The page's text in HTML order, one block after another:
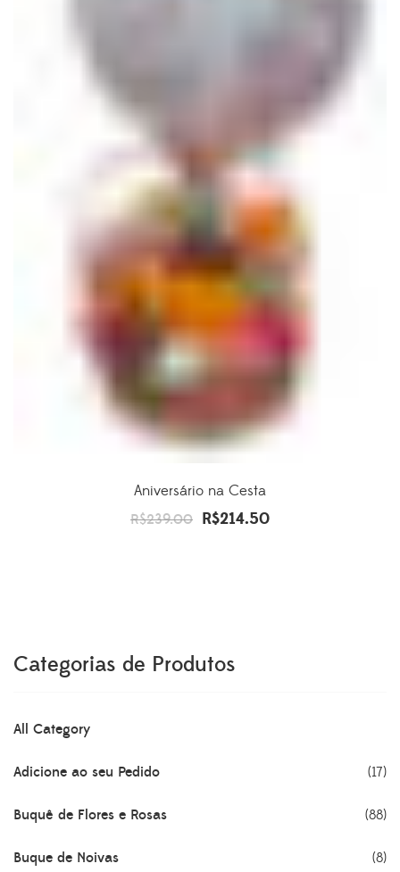
Aniversário na Cesta
R$239.00 O
R$214.50O
Categorias de Produtos
All Category
Adicione ao seu Pedido (17)
Buquê de Flores e Rosas (88)
Buque de Noivas (8)